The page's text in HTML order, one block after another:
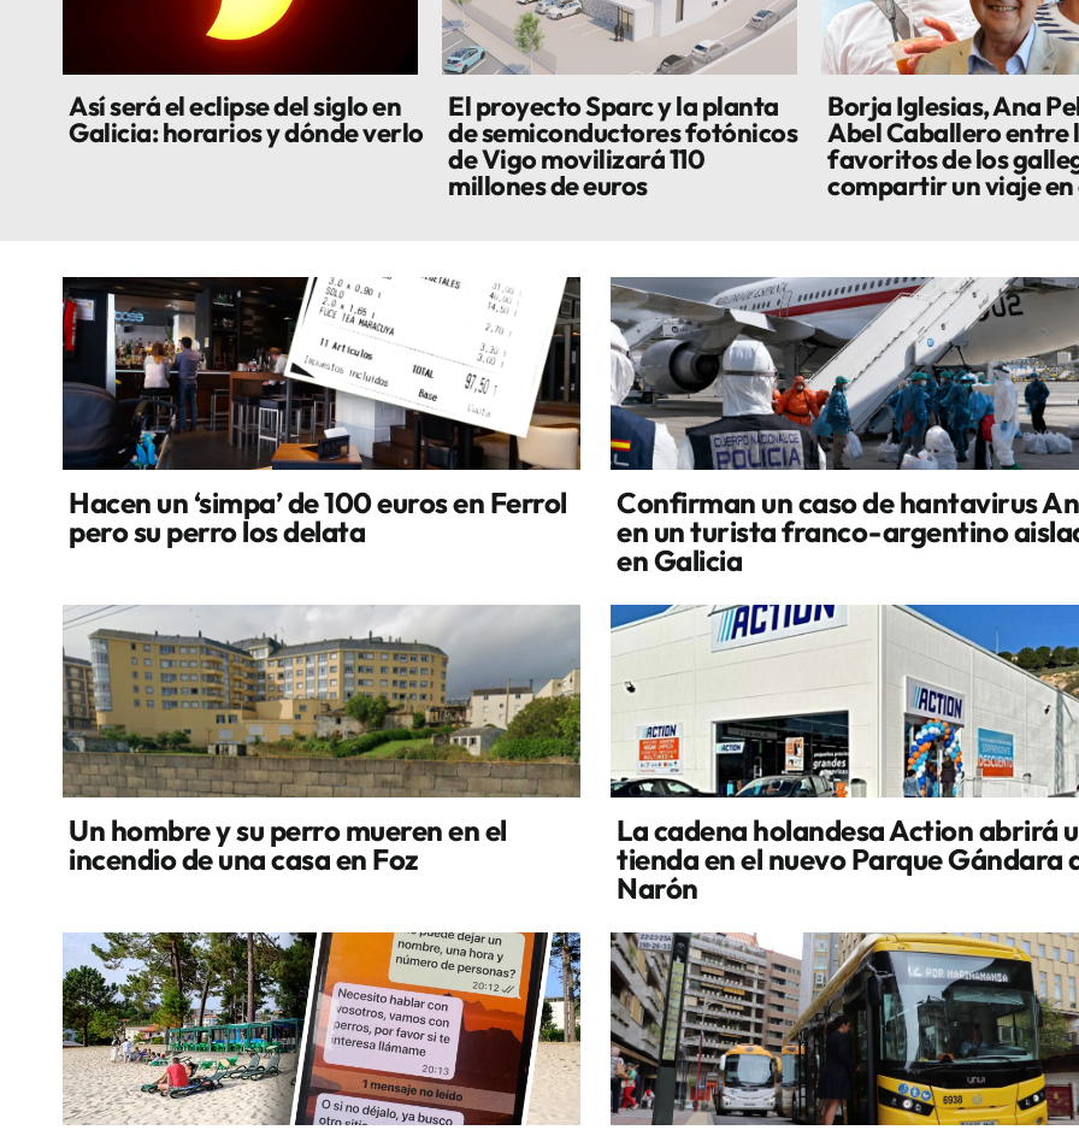
Así será el eclipse del siglo en
Galicia: horarios y dónde verlo
El proyecto Sparc y la planta
de semiconductores fotónicos
de Vigo movilizará 110
millones de euros
Borja Iglesias, Ana
Abel Caballero entre
favoritos de los
compartir un viaje en
Hacen un ‘simpa’ de 100 euros en Ferrol
pero su perro los delata
Confirman un caso de hantavirus
en un turista franco-argentino
en Galicia
Un hombre y su perro mueren en el
incendio de una casa en Foz
La cadena holandesa Action abrirá
tienda en el nuevo Parque Gándara
Narón